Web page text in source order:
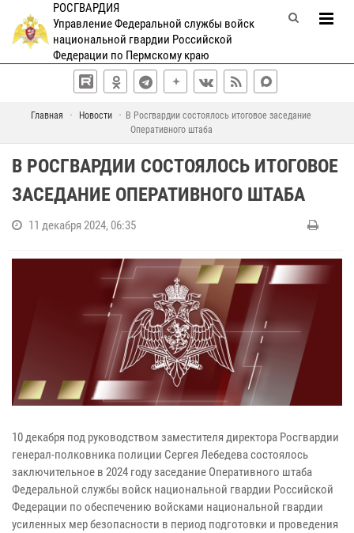
РОСГВАРДИЯ
Управление Федеральной службы войск
национальной гвардии Российской
Федерации по Пермскому краю
Главная Новости
В Росгвардии состоялось итоговое заседание
Оперативного штаба
В РОСГВАРДИИ СОСТОЯЛОСЬ ИТОГОВОЕ
ЗАСЕДАНИЕ ОПЕРАТИВНОГО ШТАБА
11 декабря 2024, 06:35
10 декабря под руководством заместителя директора Росгвардии
генерал-полковника полиции Сергея Лебедева состоялось
заключительное в 2024 году заседание Оперативного штаба
Федеральной службы войск национальной гвардии Российской
Федерации по обеспечению войсками национальной гвардии
усиленных мер безопасности в период подготовки и проведения